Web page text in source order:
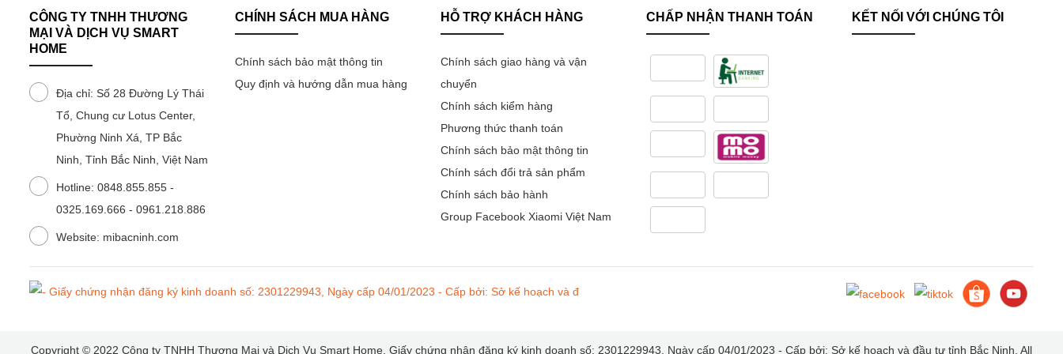
Tivi Xiaomi 32 inch
Tủ lạnh 502L
Tủ lạnh 501L
Tủ lạnh 439L
Tủ lạnh 216L
Máy giặt MJ106 10kg
Máy giặt MJ101 10kg
Máy giặt MJ301W 10kg
Hút ẩm 13L
Hút ẩm 12L
Hút ẩm 10L
Máy sưởi
Máy lọc không khí
Phụ kiện điện thoại, máy tính
Đồ dùng gia đình
Đồ dùng nhà bếp
Phụ kiện gia dụng
Thiết bị chăm sóc sức khỏe
Thiết bị vệ sinh răng miệng
Tin tức
CÔNG TY TNHH THƯƠNG
MẠI VÀ DỊCH VỤ SMART
HOME
Địa chỉ: Số 28 Đường Lý Thái
Tổ, Chung cư Lotus Center,
Phường Ninh Xá, TP Bắc
Ninh, Tỉnh Bắc Ninh, Việt Nam
Hotline: 0848.855.855 -
0325.169.666 - 0961.218.886
Website: mibacninh.com
CHÍNH SÁCH MUA HÀNG
Chính sách bảo mật thông tin
Quy định và hướng dẫn mua hàng
HỖ TRỢ KHÁCH HÀNG
Chính sách giao hàng và vận
chuyển
Chính sách kiểm hàng
Phương thức thanh toán
Chính sách bảo mật thông tin
Chính sách đổi trả sản phẩm
Chính sách bảo hành
Group Facebook Xiaomi Việt Nam
CHẤP NHẬN THANH TOÁN KẾT NỐI VỚI CHÚNG TÔI
Copyright © 2022 Công ty TNHH Thương Mại và Dịch Vụ Smart Home. Giấy chứng nhận đăng ký kinh doanh số: 2301229943, Ngày cấp 04/01/2023 - Cấp bởi: Sở kế hoạch và đầu tư tỉnh Bắc Ninh . All